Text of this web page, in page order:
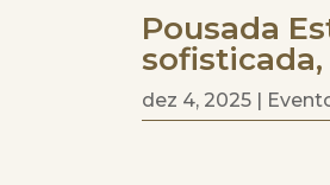
Pousada
dez 4, 2025|